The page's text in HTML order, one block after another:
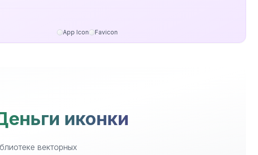
App Icon Favicon
иконки
векторных